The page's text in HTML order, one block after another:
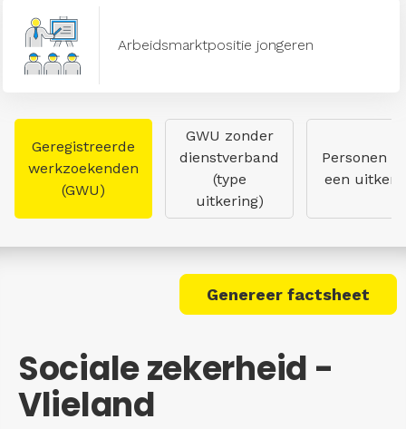
Arbeidsmarktpositie jongeren
Geregistreerde
werkzoekenden
(GWU)
GWU zonder
dienstverband
(type
uitkering)
Personen
een
Genereer factsheet
Sociale zekerheid -
Vlieland